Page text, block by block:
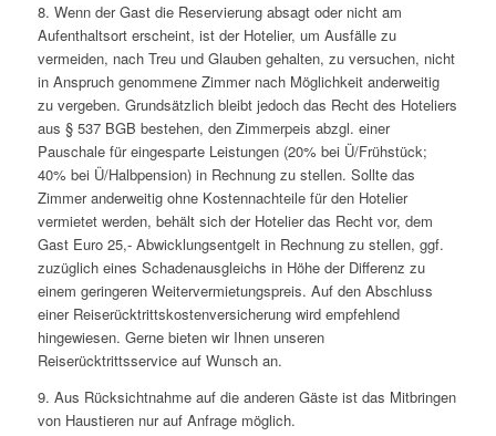
8. Wenn der Gast die Reservierung absagt oder nicht am
Aufenthaltsort erscheint, ist der Hotelier, um Ausfälle zu
vermeiden, nach Treu und Glauben gehalten, zu versuchen, nicht
in Anspruch genommene Zimmer nach Möglichkeit anderweitig
zu vergeben. Grundsätzlich bleibt jedoch das Recht des Hoteliers
aus § 537 BGB bestehen, den Zimmerpeis abzgl. einer
Pauschale für eingesparte Leistungen (20% bei Ü/Frühstück;
40% bei Ü/Halbpension) in Rechnung zu stellen. Sollte das
Zimmer anderweitig ohne Kostennachteile für den Hotelier
vermietet werden, behält sich der Hotelier das Recht vor, dem
Gast Euro 25,- Abwicklungsentgelt in Rechnung zu stellen, ggf.
zuzüglich eines Schadenausgleichs in Höhe der Differenz zu
einem geringeren Weitervermietungspreis. Auf den Abschluss
einer Reiserücktrittskostenversicherung wird empfehlend
hingewiesen. Gerne bieten wir Ihnen unseren
Reiserücktrittsservice auf Wunsch an.
9. Aus Rücksichtnahme auf die anderen Gäste ist das Mitbringen
von Haustieren nur auf Anfrage möglich.